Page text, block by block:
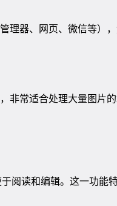
理器、网页、微信等）
非常适合处理大量图片的
阅读和编辑。这一功能